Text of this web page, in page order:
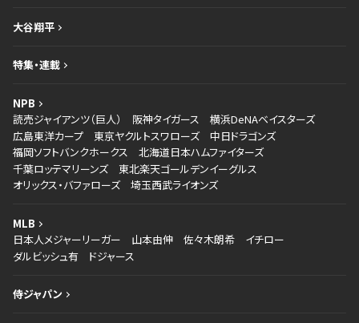
大谷翔平
特集・連載
NPB
読売ジャイアンツ（巨人）
阪神タイガース
横浜DeNAベイスターズ
広島東洋カープ
東京ヤクルトスワローズ
中日ドラゴンズ
福岡ソフトバンクホークス
北海道日本ハムファイターズ
千葉ロッテマリーンズ
東北楽天ゴールデンイーグルス
オリックス・バファローズ
埼玉西武ライオンズ
MLB
日本人メジャーリーガー
山本由伸 佐々木朗希
イチロー
ダルビッシュ有
ドジャース
侍ジャパン